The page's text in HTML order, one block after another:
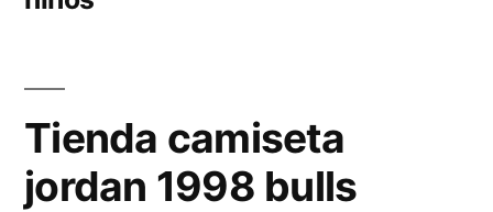
Tienda camiseta
jordan 1998 bulls